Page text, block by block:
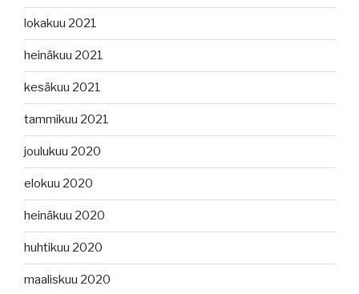
lokakuu 2021
heinäkuu 2021
kesäkuu 2021
tammikuu 2021
joulukuu 2020
elokuu 2020
heinäkuu 2020
huhtikuu 2020
maaliskuu 2020